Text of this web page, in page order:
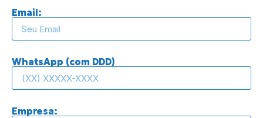
Email:
WhatsApp (com DDD)
Empresa: